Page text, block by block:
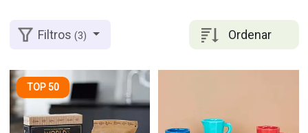
Ordenar
Filtros(3)
TOP 50